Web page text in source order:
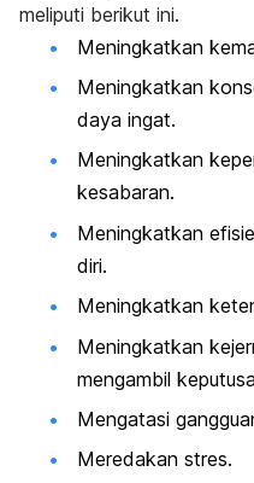
meliputi berikut ini.
Meningkatkan
Meningkatkan
daya ingat.
Meningkatkan
kesabaran.
Meningkatkan
diri.
Meningkatkan
Meningkatkan
mengambil
Mengatasi
Meredakan stres.